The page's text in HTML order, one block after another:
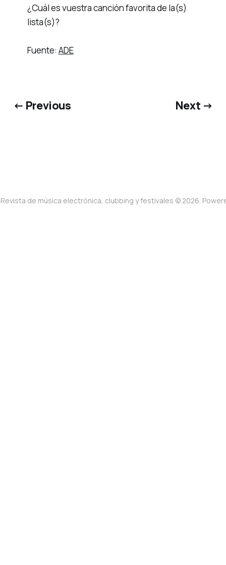
¿Cuál es vuestra canción favorita de la(s)
lista(s)?
Fuente: ADE
← Previous Next →
de música electrónica, clubbing y festivales © 2026.